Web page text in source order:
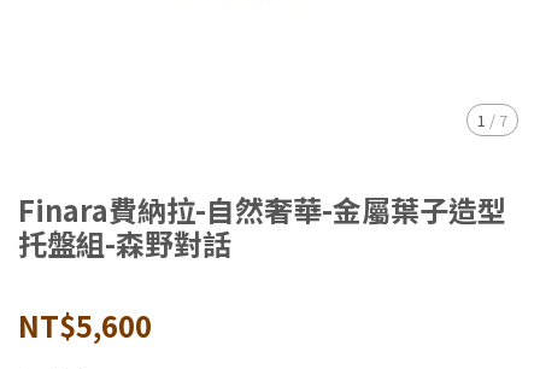
1 / 7
Finara費納拉-自然奢華-金屬葉子造型
托盤組-森野對話
NT$5,600